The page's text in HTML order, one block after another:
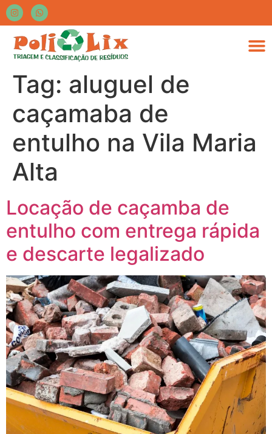
Tag: aluguel de
caçamaba de
entulho na Vila Maria
Alta
Locação de caçamba de
entulho com entrega rápida
e descarte legalizado